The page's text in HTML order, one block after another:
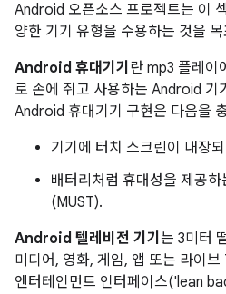
Android 오픈소스 프로젝트는 이
양한 기기 유형을 수용하는 것을
Android 휴대기기 란 mp3 플레이
로 손에 쥐고 사용하는 Android 기
Android 휴대기기 구현은 다음을
기기에 터치 스크린이 내장
배터리처럼 휴대성을 제공
(MUST).
Android 텔레비전 기기 는 3미터
미디어, 영화, 게임, 앱 또는 라이
엔터테인먼트 인터페이스('lean